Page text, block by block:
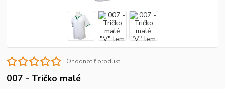
Ohodnotiť produkt
007 - Tričko malé